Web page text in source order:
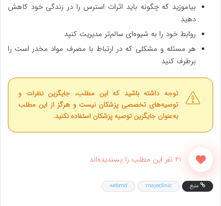
بیاموزید که چگونه باید اثرات استرس را در زندگی خود کاهش
دهید
روابط خود را به شیوه‌ای سالم‌تر مدیریت کنید
هر مسئله و مشکلی که در ارتباط با مصرف مواد مخدر است را
برطرف کنید
توجه داشته باشید که این مطلب، جایگزین نظرات و
توصیه‌های تخصصی پزشکان نیست و هرگز از این مطلب
به‌عنوان جایگزین توصیه پزشکان استفاده نکنید.
41 نفر این مطلب را پسندیده‌اند
منبع mayoclinic
webmd